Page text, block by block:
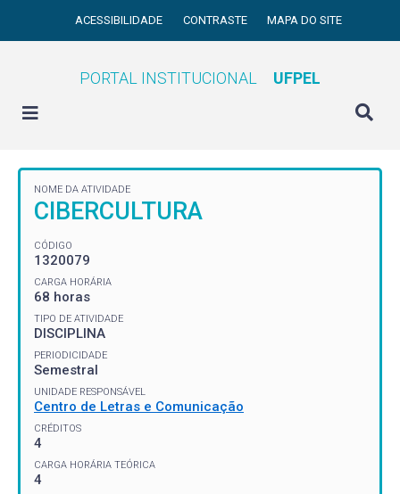
ACESSIBILIDADE CONTRASTE MAPA DO SITE
PORTAL INSTITUCIONAL UFPEL
NOME DA ATIVIDADE
CIBERCULTURA
CÓDIGO
1320079
CARGA HORÁRIA
68 horas
TIPO DE ATIVIDADE
DISCIPLINA
PERIODICIDADE
Semestral
UNIDADE RESPONSÁVEL
Centro de Letras e Comunicação
CRÉDITOS
4
CARGA HORÁRIA TEÓRICA
4